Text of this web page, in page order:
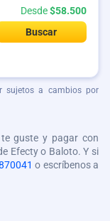
Desde$58.500
Buscar
sujetos a cambios por
guste y pagar con
Efecty o Baloto. Y si
o escríbenos a